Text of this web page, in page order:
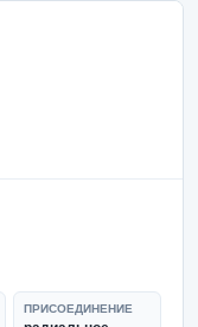
ПРИСОЕДИНЕНИЕ